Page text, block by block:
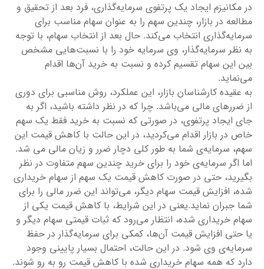
در مکانیزم ایجاد یک پرتفوی سرمایه‌گذاری، فرد بعد از تحقیق و
مطالعه در بازار، چندین سهم را به عنوان سهام مناسب برای
سرمایه‌گذاری انتخاب می‌کند. حال بعد از انتخاب سهام، با توجه
به نظر سرمایه‌گذار، وی سرمایه‌ خود را با نسبت‌هایی مشخص
بین این سهام تقسیم کرده و نسبت به خرید آن‌ها اقدام
می‌نماید.
به عقیده کارشناسان بازار، این عملکرد، روش مناسبی برای دوری
از ضررهای مالی می‌باشد. چرا که در نظر داشته باشید، اگر به
جای ایجاد پرتفوی، در صورتی که نسبت به خرید فقط یک سهم
خاص در بازار اقدام می‌کردید، در این حالت با کاهش قیمت این
سهم، سرمایه‌ی شما به طور کلی دچار ضرر و زیان مالی می‌ شد.
اما اگر سرمایه‌ی خود را برای خرید چندین سهم متفاوت در نظر
بگیرید، حتی در صورت کاهش قیمت یک سهم از سهام خریداری
شده، افزایش قیمت سهام دیگر، می‌تواند این ضرر مالی را برای
شما جبران نماید.یعنی در این شرایط، با کاهش قیمت یکی از
سهام خریداری شده، انتظار می‌رود که ثبات قیمتی سهام دیگر و
یا حتی افزایش قیمت آن‌ها، کمکی برای سرمایه‌گذار در حفظ
سرمایه‌ی وی شود. در این حالت، احتمال بسیار پایینی وجود
دارد که همه سهام خریداری شده با کاهش قیمت رو به رو شوند.